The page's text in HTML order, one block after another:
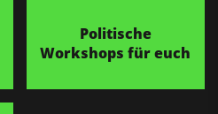
Politische
Workshops für euch